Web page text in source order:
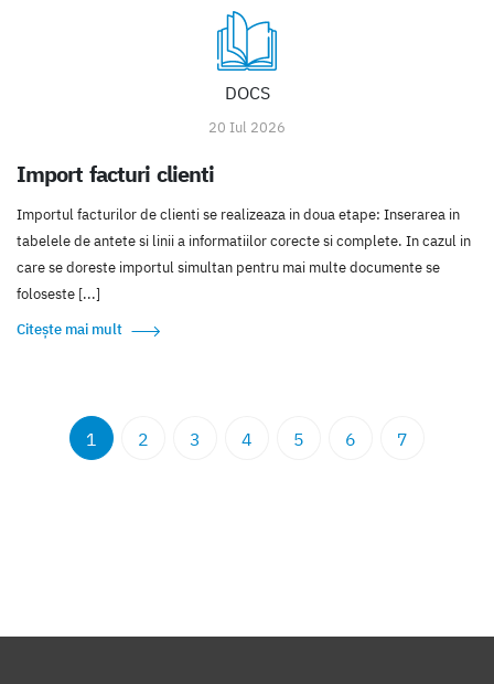
DOCS
20 Iul 2026
Import facturi clienti
Importul facturilor de clienti se realizeaza in doua etape: Inserarea in
tabelele de antete si linii a informatiilor corecte si complete. In cazul in
care se doreste importul simultan pentru mai multe documente se
foloseste [...]
Citește mai mult
1 2 3 4 5 6 7